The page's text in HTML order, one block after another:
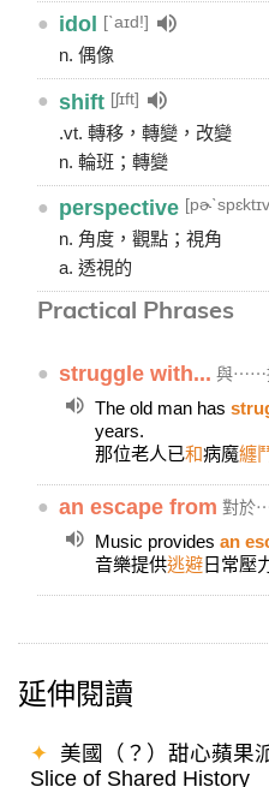
● idol [ˋaɪd!]
n. 偶像
● shift [ʃɪft]
.vt. 轉移，轉變，改變
n. 輪班；轉變
● perspective
n. 角度，觀點；視角
a. 透視的
Practical Phrases
● struggle with... 與⋯⋯
The old man has
years.
那位老人已和病魔纏
● an escape from 對於
Music provides an
音樂提供逃避日常壓
延伸閱讀
✦ 美國（？）甜心蘋果
Slice of Shared History